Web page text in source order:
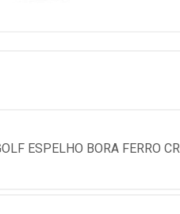
ESPELHO BORA FERRO